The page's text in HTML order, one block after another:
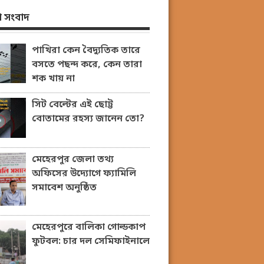
পাখিরা কেন বৈদ্যুতিক তারে
বসতে পছন্দ করে, কেন তারা
শক খায় না
সিট বেল্টের এই ছোট্ট
বোতামের রহস্য জানেন তো?
মেহেরপুর জেলা তথ্য
অফিসের উদ্যোগে ফ্যামিলি
সমাবেশ অনুষ্ঠিত
মেহেরপুরে বালিকা গোল্ডকাপ
ফুটবল: চার দল সেমিফাইনালে